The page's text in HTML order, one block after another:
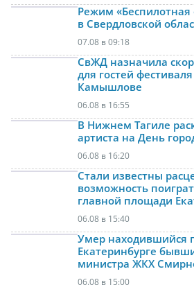
Режим «Беспилотная
в Свердловской
07.08 в 09:18
СвЖД назначила
для гостей
Камышлове
06.08 в 16:55
В Нижнем Тагиле
артиста на День
06.08 в 16:20
Стали известны
возможность
главной площади
06.08 в 15:40
Умер находившийся
Екатеринбурге
министра ЖКХ
06.08 в 15:00